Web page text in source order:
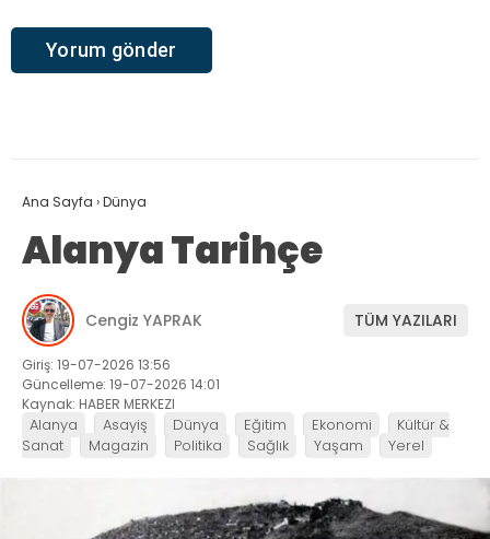
Ana Sayfa ›Dünya
Alanya Tarihçe
Cengiz YAPRAK TÜM YAZILARI
Giriş: 19-07-2026 13:56
Güncelleme: 19-07-2026 14:01
Kaynak: HABER MERKEZI
Alanya Asayiş Dünya Eğitim Ekonomi
Kültür &
Sanat
Magazin Politika Sağlık Yaşam Yerel